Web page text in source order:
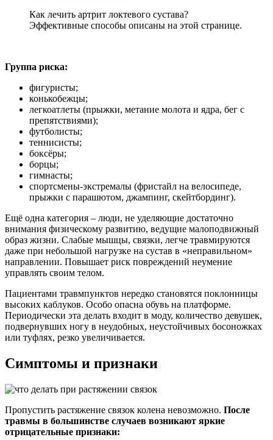
Как лечить артрит локтевого сустава?
Эффективные способы описаны на этой странице.
Группа риска:
фигуристы;
конькобежцы;
легкоатлеты (прыжки, метание молота и ядра, бег с
препятствиями);
футболисты;
теннисисты;
боксёры;
борцы;
гимнасты;
спортсмены-экстремалы (фристайл на велосипеде,
прыжки с парашютом, джампинг, скейтбординг).
Ещё одна категория – люди, не уделяющие достаточно
внимания физическому развитию, ведущие малоподвижный
образ жизни. Слабые мышцы, связки, легче травмируются
даже при небольшой нагрузке на сустав в «неправильном»
направлении. Повышает риск повреждений неумение
управлять своим телом.
Пациентами травмпунктов нередко становятся поклонницы
высоких каблуков. Особо опасна обувь на платформе.
Периодически эта делать входит в моду, количество девушек,
подвернувших ногу в неудобных, неустойчивых босоножках
или туфлях, резко увеличивается.
Симптомы и признаки
Пропустить растяжение связок колена невозможно. После
травмы в большинстве случаев возникают яркие
отрицательные признаки: